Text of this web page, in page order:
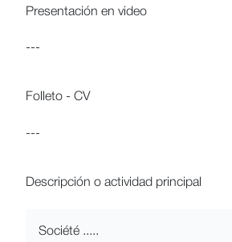
Presentación en video
---
Folleto - CV
---
Descripción o actividad principal
Société .....